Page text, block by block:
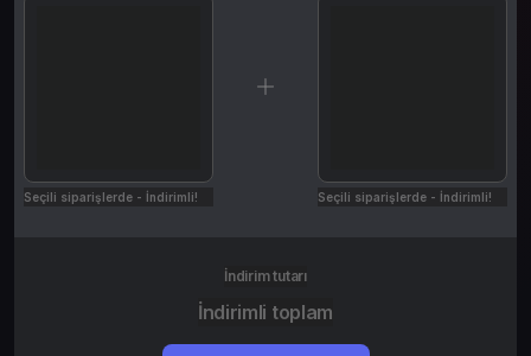
Seçili siparişlerde - İndirimli! Seçili siparişlerde - İndirimli!
İndirim tutarı
İndirimli toplam